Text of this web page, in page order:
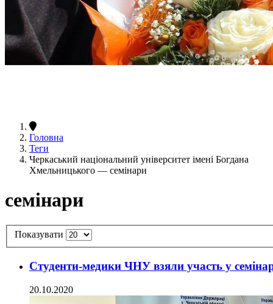
Головна
Теги
Черкаський національний університет імені Богдана
Хмельницького — семінари
семінари
Показувати
Студенти-медики ЧНУ взяли участь у
20.10.2020